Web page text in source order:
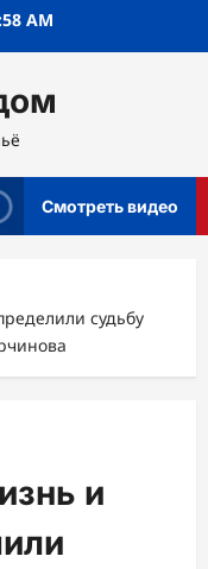
AM
Смотреть видео
судьбу
и